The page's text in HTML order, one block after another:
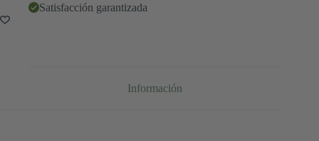
Satisfacción garantizada
Información